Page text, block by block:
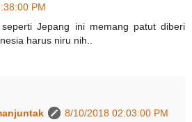
PM
Jepang ini memang patut diberi
harus niru nih..
8/10/2018 02:03:00 PM